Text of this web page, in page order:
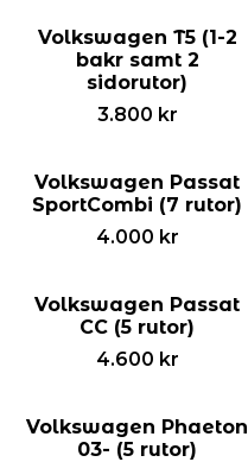
Volkswagen T5 (1-2
bakr samt 2
sidorutor)
3.800 kr
Volkswagen Passat
SportCombi (7 rutor)
4.000 kr
Volkswagen Passat
CC (5 rutor)
4.600 kr
Volkswagen Phaeton
03- (5 rutor)